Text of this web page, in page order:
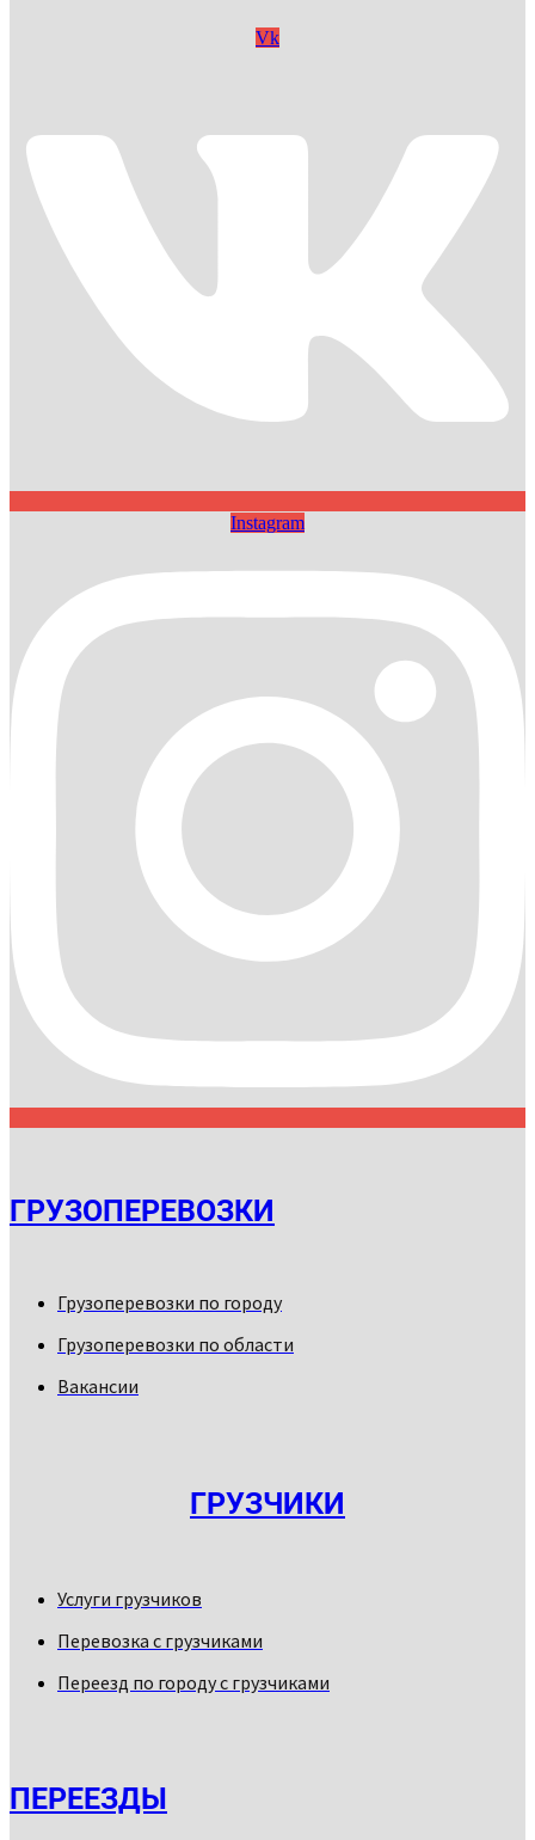
Vk
Instagram
ГРУЗОПЕРЕВОЗКИ
Грузоперевозки по городу
Грузоперевозки по области
Вакансии
ГРУЗЧИКИ
Услуги грузчиков
Перевозка с грузчиками
Переезд по городу с грузчиками
ПЕРЕЕЗДЫ